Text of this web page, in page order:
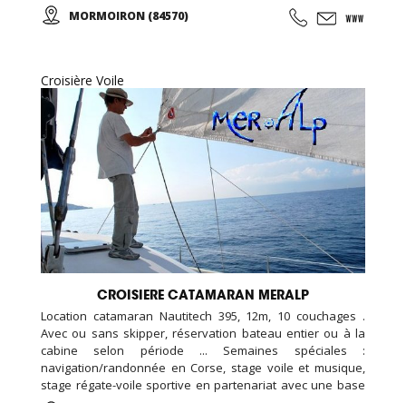
MORMOIRON (84570)
Croisière Voile
CROISIERE CATAMARAN MERALP
Location catamaran Nautitech 395, 12m, 10 couchages .
Avec ou sans skipper, réservation bateau entier ou à la
cabine selon période ... Semaines spéciales :
navigation/randonnée en Corse, stage voile et musique,
stage régate-voile sportive en partenariat avec une base